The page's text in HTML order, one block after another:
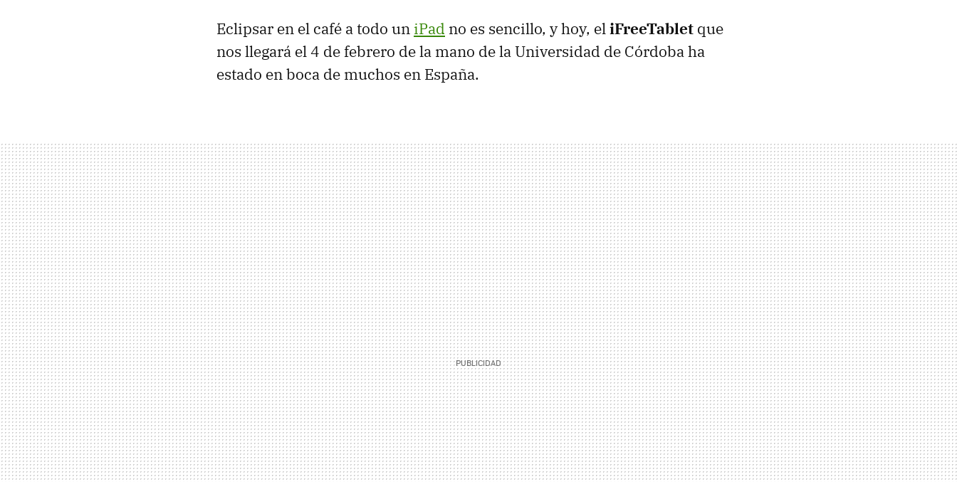
Eclipsar en el café a todo un iPad no es sencillo, y hoy, eliFreeTablet que
nos llegará el 4 de febrero de la mano de la Universidad de Córdoba ha
estado en boca de muchos en España.